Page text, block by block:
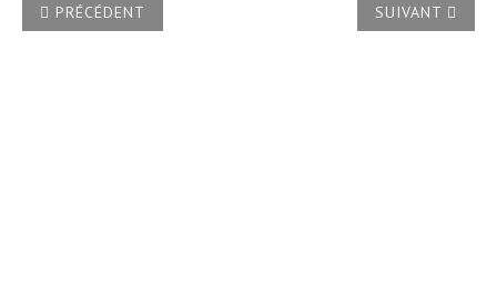
ARTICLE PRÉCÉDENT : INSÉRER UNE VIDÉO D'UNE
PRÉCÉDENT ARTICLE
SUIVANT